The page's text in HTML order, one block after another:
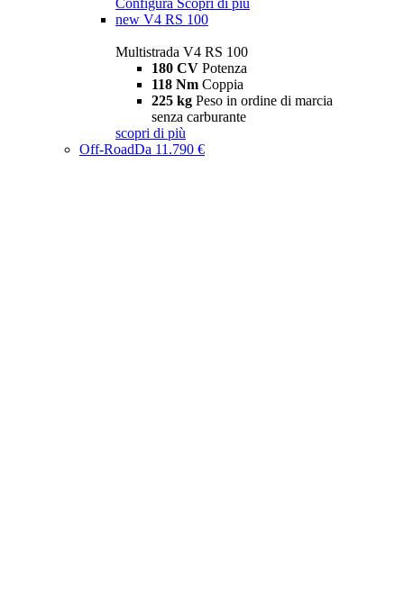
Configura Scopri di più
new V4 RS 100
Multistrada V4 RS 100
180 CV Potenza
118 Nm Coppia
225 kg Peso in ordine di marcia
senza carburante
scopri di più
Off-RoadDa 11.790 €